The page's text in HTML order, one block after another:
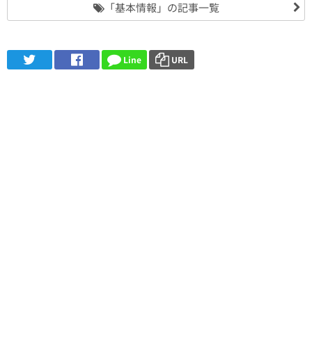
「基本情報」の記事一覧
Line URL